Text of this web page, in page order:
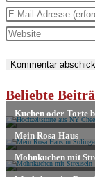
deinen
Namen
Benutzernamen
zum
Kommentieren
ein
Gib
deine
Mail-
Adresse
zum
Kommentieren
ein
Gib
Website-
URL
ein
(optional)
Beliebte